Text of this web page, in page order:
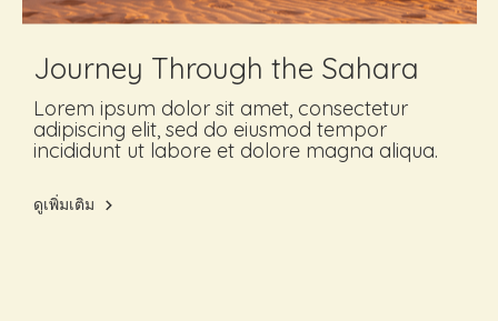
Journey Through the Sahara
Lorem ipsum dolor sit amet, consectetur
adipiscing elit, sed do eiusmod tempor
incididunt ut labore et dolore magna aliqua.
ดูเพิ่มเติม